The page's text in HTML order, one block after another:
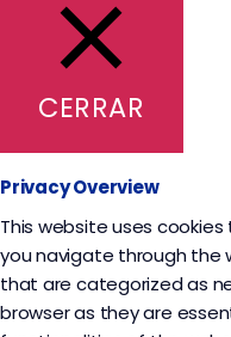
CERRAR
Privacy Overview
This website uses
you navigate through the
that are categorized as
browser as they are